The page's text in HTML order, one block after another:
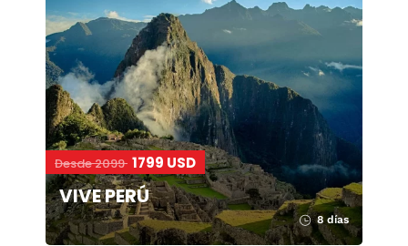
Desde 2099 1799 USD
VIVE PERÚ
8 días